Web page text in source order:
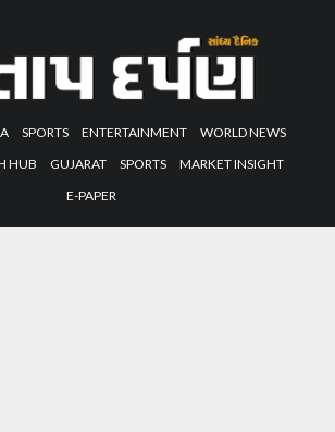
SPORTS ENTERTAINMENT
WORLD NEWS
HUB GUJARAT SPORTS
MARKET INSIGHT
E-PAPER